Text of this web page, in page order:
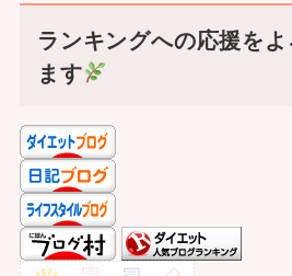
ランキングへの応援を
ます